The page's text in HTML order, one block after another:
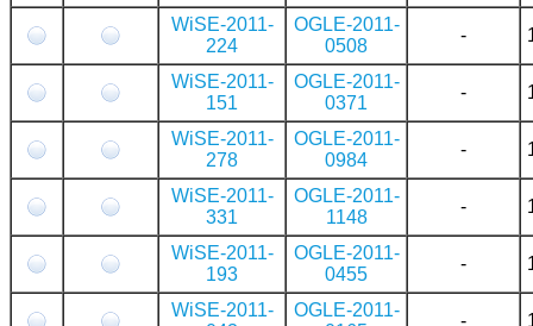
WiSE-2011-
224
OGLE-2011-
0508
-
WiSE-2011-
151
OGLE-2011-
0371
-
WiSE-2011-
278
OGLE-2011-
0984
-
WiSE-2011-
331
OGLE-2011-
1148
-
WiSE-2011-
193
OGLE-2011-
0455
-
WiSE-2011-
OGLE-2011-
-